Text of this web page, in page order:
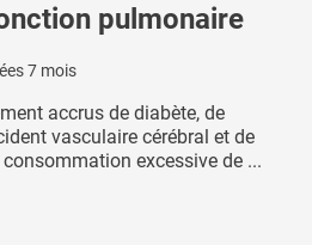
pulmonaire
7 mois
accrus de diabète, de
vasculaire cérébral et de
consommation excessive de ...